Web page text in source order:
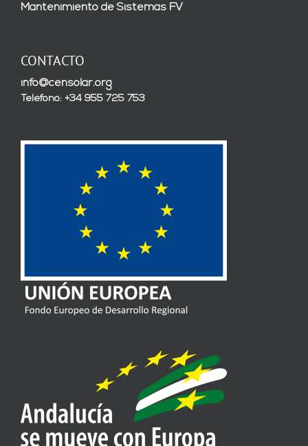
Mantenimiento de Sistemas FV
CONTACTO
info@censolar.org
Teléfono: +34 955 725 753